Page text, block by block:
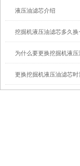
液压油滤芯介绍
挖掘机液压油滤芯多久换
为什么要更换挖掘机液压
更换挖掘机液压油滤芯时